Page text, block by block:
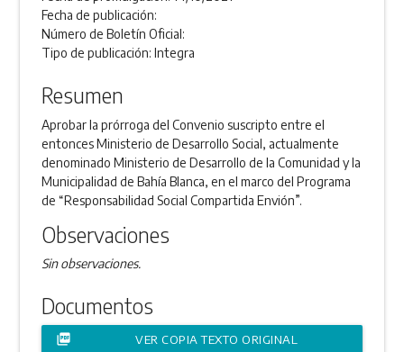
Fecha de publicación:
Número de Boletín Oficial:
Tipo de publicación:Integra
Resumen
Aprobar la prórroga del Convenio suscripto entre el
entonces Ministerio de Desarrollo Social, actualmente
denominado Ministerio de Desarrollo de la Comunidad y la
Municipalidad de Bahía Blanca, en el marco del Programa
de “Responsabilidad Social Compartida Envión”.
Observaciones
Sin observaciones.
Documentos
picture_as_pdf VER COPIA TEXTO ORIGINAL